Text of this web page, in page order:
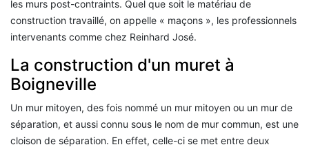
les murs post-contraints. Quel que soit le matériau de
construction travaillé, on appelle « maçons », les professionnels
intervenants comme chez Reinhard José.
La construction d'un muret à
Boigneville
Un mur mitoyen, des fois nommé un mur mitoyen ou un mur de
séparation, et aussi connu sous le nom de mur commun, est une
cloison de séparation. En effet, celle-ci se met entre deux